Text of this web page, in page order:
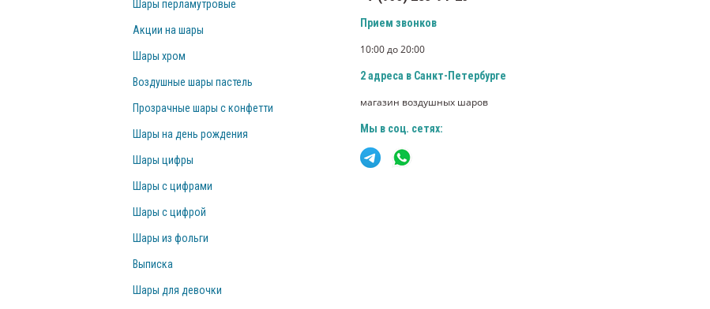
Шары перламутровые
Акции на шары
Шары хром
Воздушные шары пастель
Прозрачные шары с конфетти
Шары на день рождения
Шары цифры
Шары с цифрами
Шары с цифрой
Шары из фольги
Выписка
Шары для девочки
Прием звонков
10:00 до 20:00
2 адреса в Санкт-Петербурге
магазин воздушных шаров
Мы в соц. сетях: